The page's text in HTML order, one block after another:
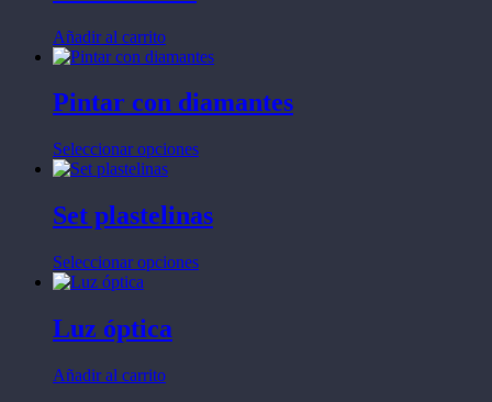
Añadir al carrito
Pintar con diamantes
Seleccionar opcionesEste
variantes.
opciones
Set plastelinas
Seleccionar opcionesEste
Luz óptica
Añadir al carrito